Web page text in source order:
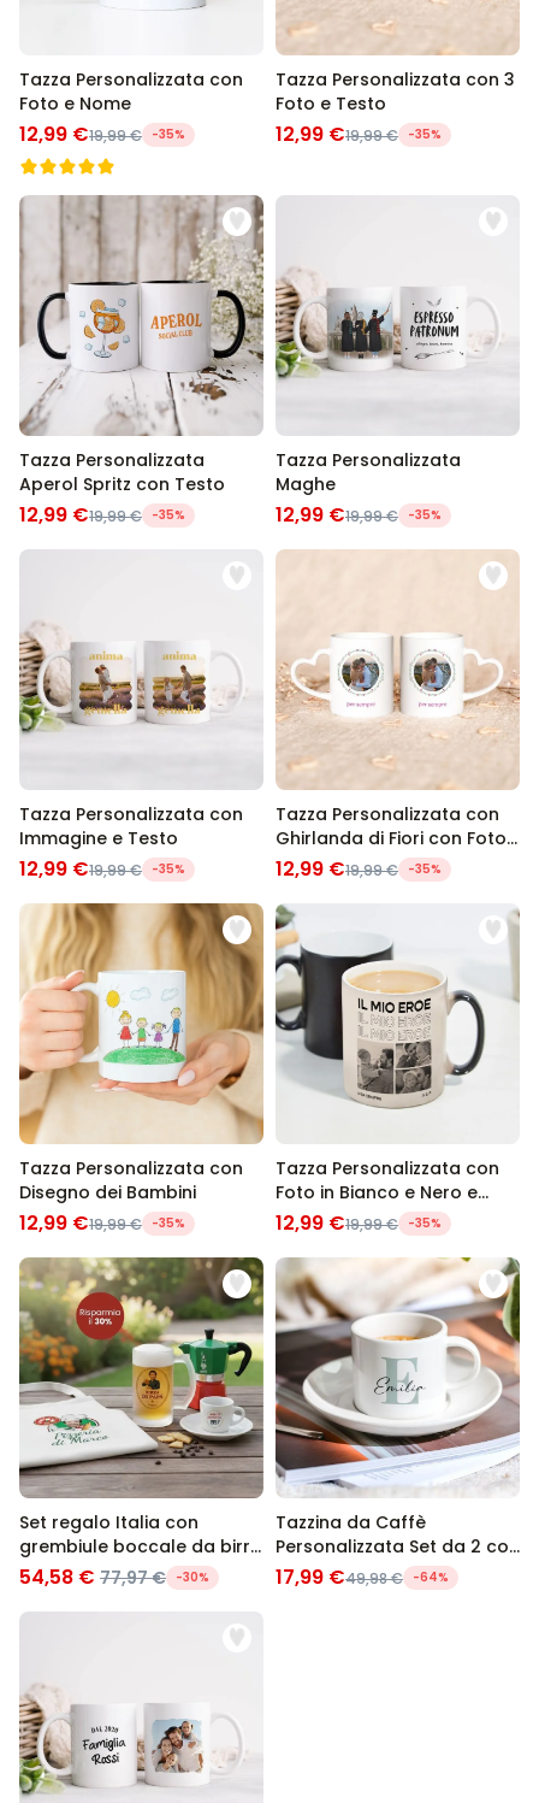
Tazza Personalizzata con
Foto e Nome
12,99 €19,99 € -35%
Tazza Personalizzata con 3
Foto e Testo
12,99 €19,99 € -35%
Tazza Personalizzata
Aperol Spritz con Testo
12,99 €19,99 € -35%
Tazza Personalizzata
Maghe
12,99 €19,99 € -35%
Tazza Personalizzata con
Immagine e Testo
12,99 €19,99 € -35%
Tazza Personalizzata con
Ghirlanda di Fiori con Foto
e Testo
12,99 €19,99 € -35%
Tazza Personalizzata con
Disegno dei Bambini
12,99 €19,99 € -35%
Tazza Personalizzata con
Foto in Bianco e Nero e
Testo
12,99 €19,99 € -35%
Set regalo Italia con
grembiule boccale da birra
e tazzina da espresso
54,58 € 77,97 € -30%
Tazzina da Caffè
Personalizzata Set da 2 con
Monogramma
17,99 €49,98 € -64%